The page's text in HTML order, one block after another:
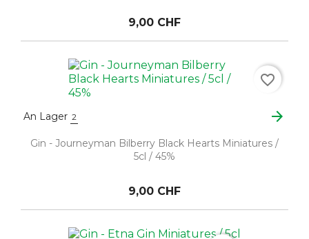
9,00 CHF
An Lager 2 arrow_forward
Gin - Journeyman Bilberry Black Hearts Miniatures /
5cl / 45%
9,00 CHF
favorite_border